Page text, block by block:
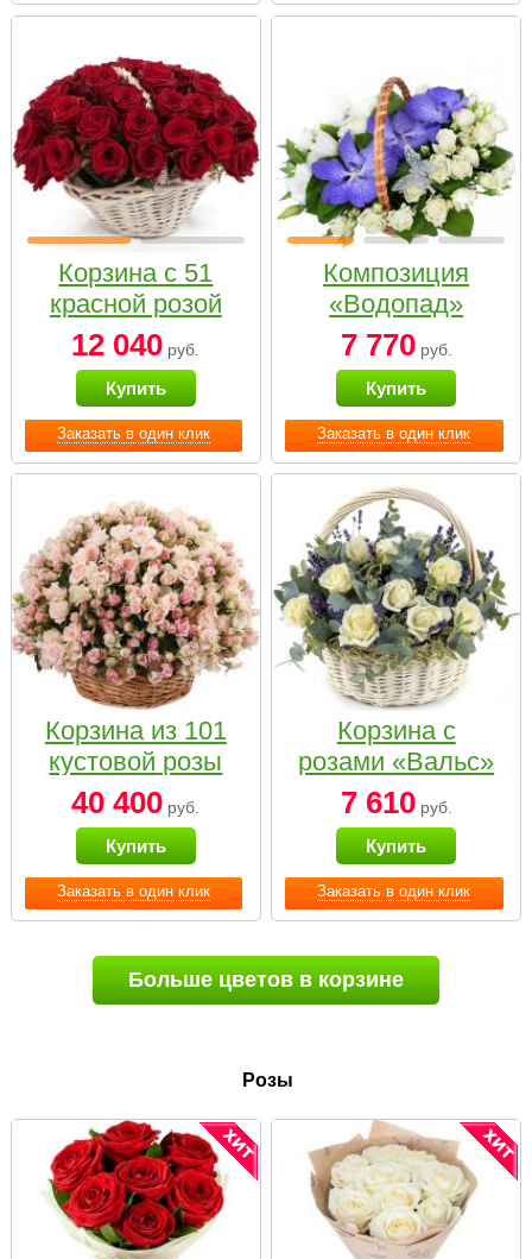
Заказать в один клик
Корзина с 51
красной розой
12 040 руб.
Купить
Заказать в один клик
Композиция
«Водопад»
7 770руб.
Купить
Заказать в один клик
Корзина из 101
кустовой розы
нежных тонов
40 400 руб.
Купить
Заказать в один клик
Корзина с
розами «Вальс»
7 610руб.
Купить
Больше цветов в корзине
Розы